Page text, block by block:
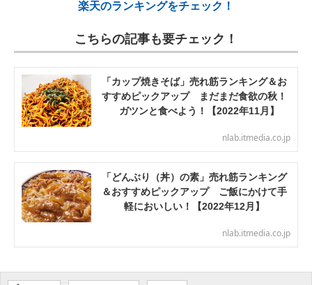
楽天のランキングをチェック！
こちらの記事も要チェック！
「カップ焼きそば」売れ筋ランキング＆お
すすめピックアップ まだまだ食欲の秋！
ガツンと食べよう！【2022年11月】
nlab.itmedia.co.jp
「どんぶり（丼）の素」売れ筋ランキング
＆おすすめピックアップ ご飯にかけて手
軽においしい！【2022年12月】
nlab.itmedia.co.jp